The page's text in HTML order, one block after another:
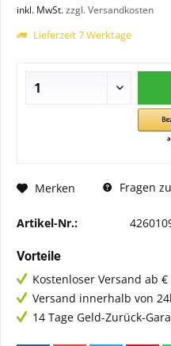
inkl. MwSt.zzgl. Versandkosten
Lieferzeit 7 Werktage
Merken Fragen
Artikel-Nr.:
Vorteile
Kostenloser Versand ab
Versand innerhalb von
14 Tage Geld-Zurück-